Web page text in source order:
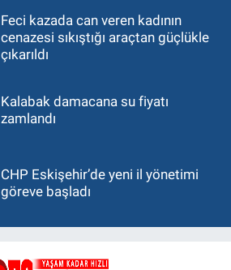
Feci kazada can veren kadının
cenazesi sıkıştığı araçtan güçlükle
çıkarıldı
Kalabak damacana su fiyatı
zamlandı
CHP Eskişehir’de yeni il yönetimi
göreve başladı